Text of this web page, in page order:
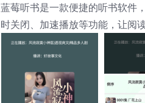
蓝莓听书是一款便捷的听书软件
时关闭、加速播放等功能，让阅